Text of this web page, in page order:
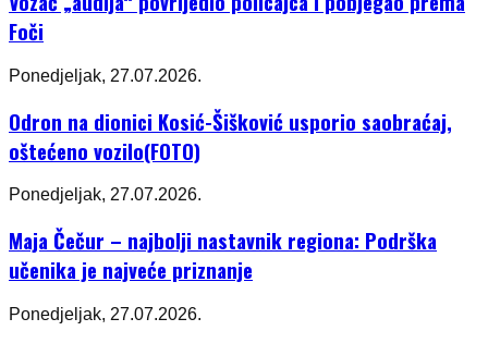
Foči
Ponedjeljak, 27.07.2026.
Odron na dionici Kosić-Šišković usporio saobraćaj,
oštećeno vozilo(FOTO)
Ponedjeljak, 27.07.2026.
Maja Čečur – najbolji nastavnik regiona: Podrška
učenika je najveće priznanje
Ponedjeljak, 27.07.2026.